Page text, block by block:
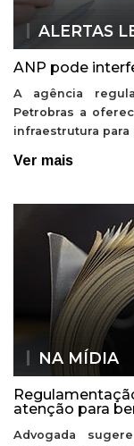
ALERTAS
ANP pode
A agência
Petrobras a
infraestrutura para
Ver mais
NA MÍDIA
atenção para
Advogada